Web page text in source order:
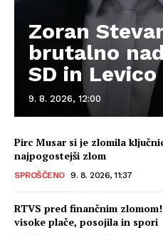
Zoran
brutalno
SD in Levico
9. 8. 2026, 12:00
Pirc Musar si je zlomila
najpogostejši zlom
SPROŠČENO 9. 8. 2026, 11:37
RTVS pred finančnim
visoke plače, posojila in spori